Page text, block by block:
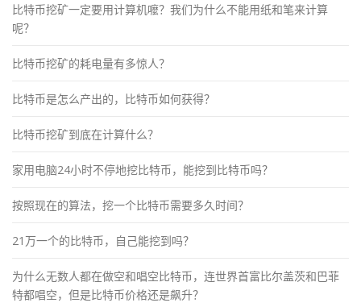
比特币挖矿一定要用计算机嚒？我们为什么不能用纸和笔来计算
呢？
比特币挖矿的耗电量有多惊人？
比特币是怎么产出的，比特币如何获得？
比特币挖矿到底在计算什么？
家用电脑24小时不停地挖比特币，能挖到比特币吗？
按照现在的算法，挖一个比特币需要多久时间？
21万一个的比特币，自己能挖到吗？
为什么无数人都在做空和唱空比特币，连世界首富比尔盖茨和巴菲
特都唱空，但是比特币价格还是飙升？